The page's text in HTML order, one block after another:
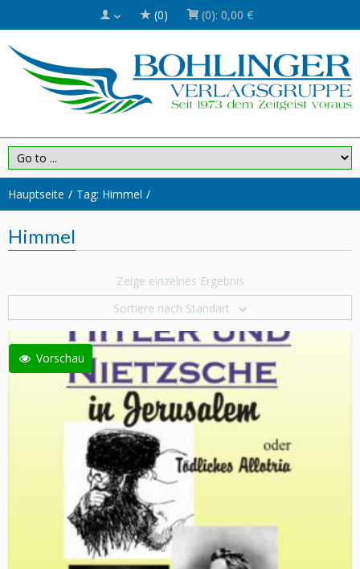
(0) (0): 0,00 €
Hauptseite Tag: Himmel
Himmel
Zeige einzelnes Ergebnis
Sortiere nach Standart
Vorschau